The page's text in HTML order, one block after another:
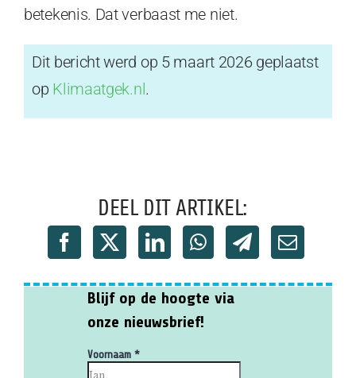
betekenis. Dat verbaast me niet.
Dit bericht werd op 5 maart 2026 geplaatst
op Klimaatgek.nl .
DEEL DIT ARTIKEL: